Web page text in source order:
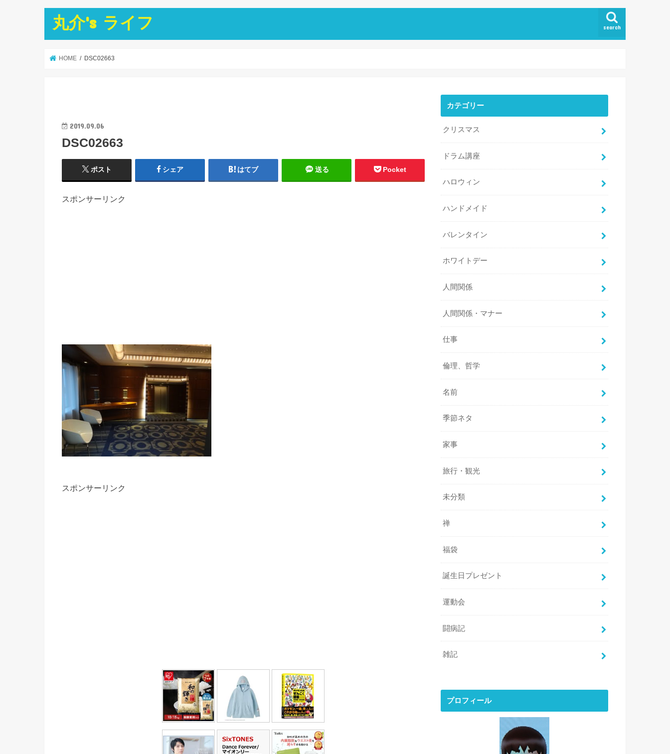
丸介's ライフ search
HOME DSC02663
2019.09.06
DSC02663
ポスト シェア はてブ 送る Pocket
スポンサーリンク
スポンサーリンク
カテゴリー
クリスマス
ドラム講座
ハロウィン
ハンドメイド
バレンタイン
ホワイトデー
人間関係
人間関係・マナー
仕事
倫理、哲学
名前
季節ネタ
家事
旅行・観光
未分類
禅
福袋
誕生日プレゼント
運動会
闘病記
雑記
プロフィール